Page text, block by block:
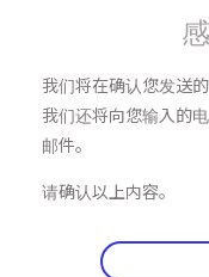
我们将在确认您发送
我们还将向您输入的
邮件。
请确认以上内容。